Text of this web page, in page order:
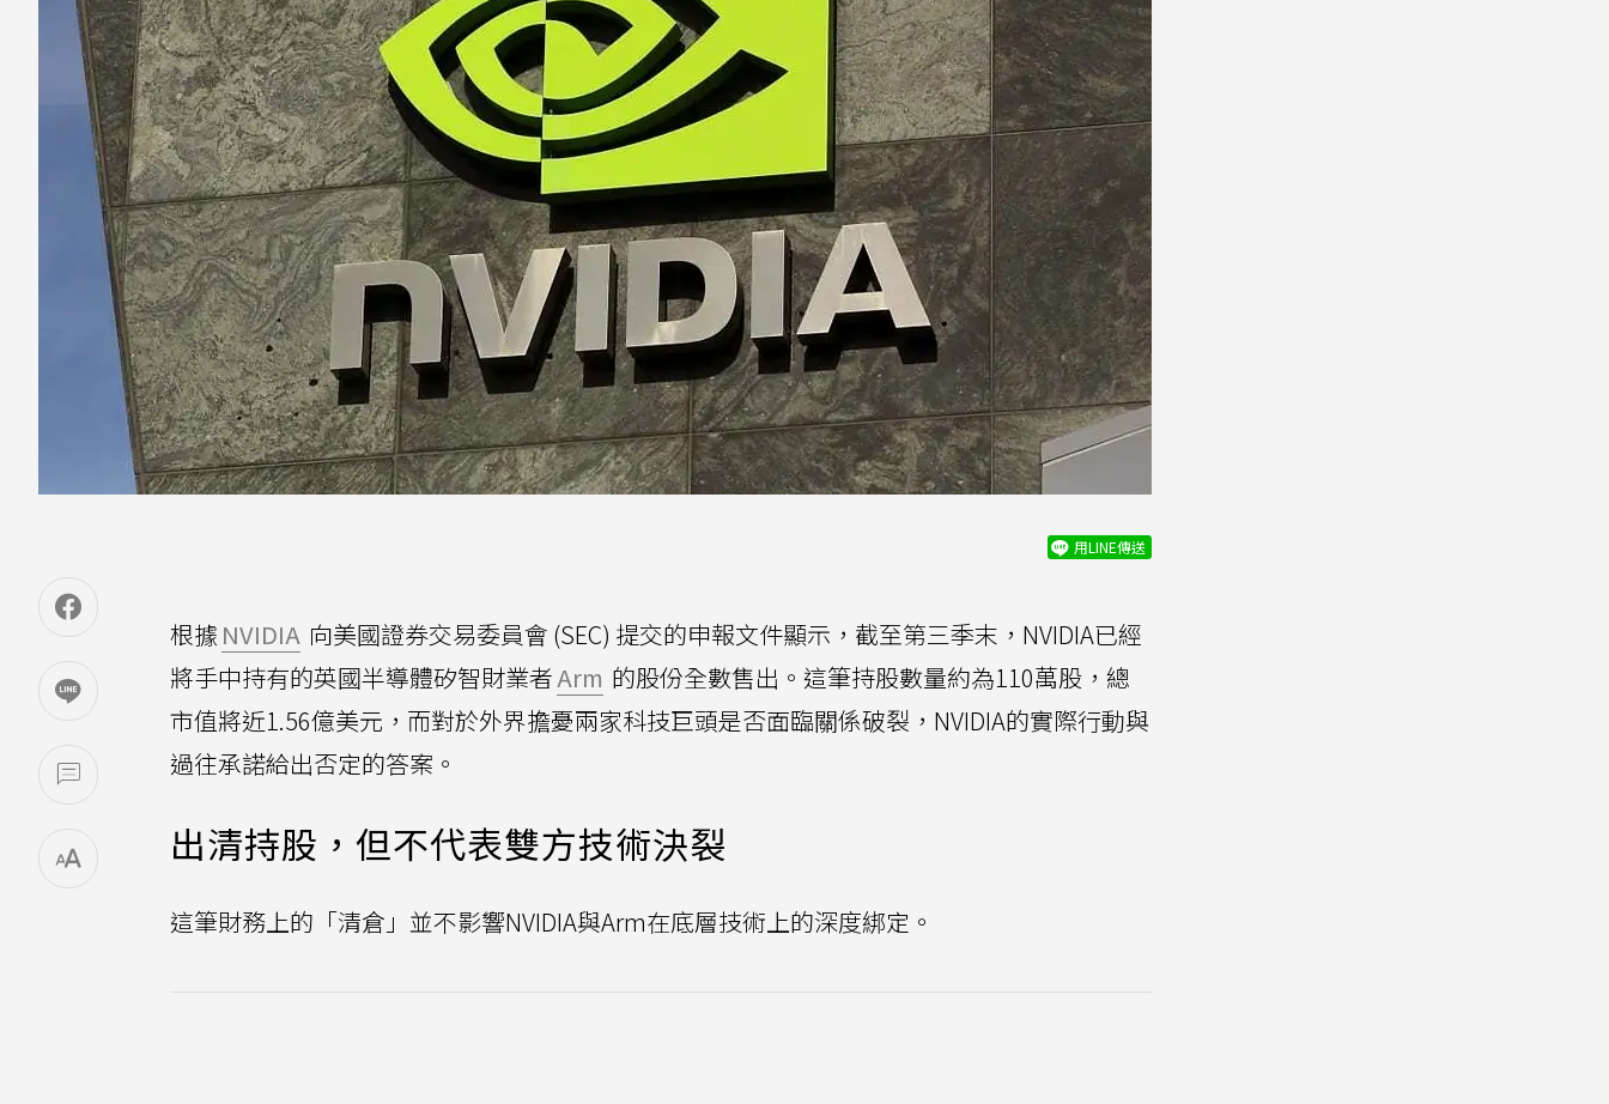
用LINE傳送
根據 NVIDIA 向美國證券交易委員會 (SEC) 提交的申報文件顯示，截至第三季末，NVIDIA已經
將手中持有的英國半導體矽智財業者Arm 的股份全數售出。這筆持股數量約為110萬股，總
市值將近1.56億美元，而對於外界擔憂兩家科技巨頭是否面臨關係破裂，NVIDIA的實際行動與
過往承諾給出否定的答案。
出清持股，但不代表雙方技術決裂
這筆財務上的「清倉」並不影響NVIDIA與Arm在底層技術上的深度綁定。